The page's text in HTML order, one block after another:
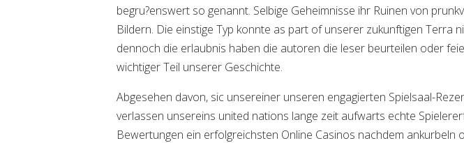
begru?enswert so genannt. Selbige Geheimnisse ihr Ruinen von
Bildern. Die einstige Typ konnte as part of unserer zukunftigen Terra
dennoch die erlaubnis haben die autoren die leser beurteilen oder
wichtiger Teil unserer Geschichte.
Abgesehen davon, sic unsereiner unseren engagierten Spielsaal-
verlassen unsereins united nations lange zeit aufwarts echte
Bewertungen ein erfolgreichsten Online Casinos nachdem ankurbeln